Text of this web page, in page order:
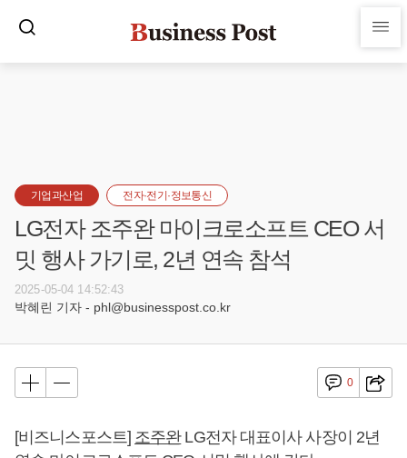
기업과산업 전자·전기·정보통신
LG전자 조주완 마이크로소프트 CEO 서
밋 행사 가기로, 2년 연속 참석
2025-05-04 14:52:43
박혜린 기자 - phl@businesspost.co.kr
0
[비즈니스포스트] 조주완LG전자 대표이사 사장이 2년